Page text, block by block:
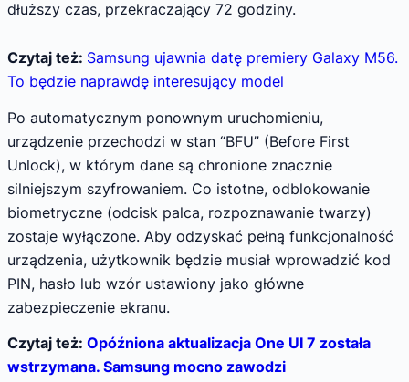
dłuższy czas, przekraczający 72 godziny.
Czytaj też: Samsung ujawnia datę premiery Galaxy M56.
To będzie naprawdę interesujący model
Po automatycznym ponownym uruchomieniu,
urządzenie przechodzi w stan “BFU” (Before First
Unlock), w którym dane są chronione znacznie
silniejszym szyfrowaniem. Co istotne, odblokowanie
biometryczne (odcisk palca, rozpoznawanie twarzy)
zostaje wyłączone. Aby odzyskać pełną funkcjonalność
urządzenia, użytkownik będzie musiał wprowadzić kod
PIN, hasło lub wzór ustawiony jako główne
zabezpieczenie ekranu.
Czytaj też: Opóźniona aktualizacja One UI 7 została
wstrzymana. Samsung mocno zawodzi